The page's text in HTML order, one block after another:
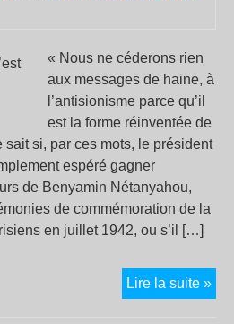
« Nous ne céderons rien
aux messages de haine, à
l’antisionisme parce qu’il
est la forme réinventée de
sait si, par ces mots, le président
espéré gagner
de Benyamin Nétanyahou,
de commémoration de la
en juillet 1942, ou s’il […]
Lire la suite »